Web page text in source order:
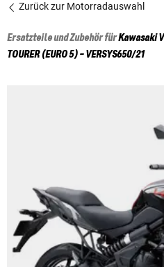
Zurück zur Motorradauswahl
Ersatzteile und Zubehör fürKawasaki
TOURER (EURO 5) - VERSYS650/21